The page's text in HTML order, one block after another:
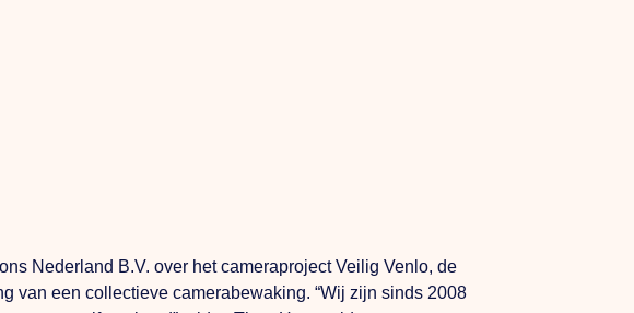
Nederland B.V. over het cameraproject Veilig Venlo, de
van een collectieve camerabewaking. “Wij zijn sinds 2008